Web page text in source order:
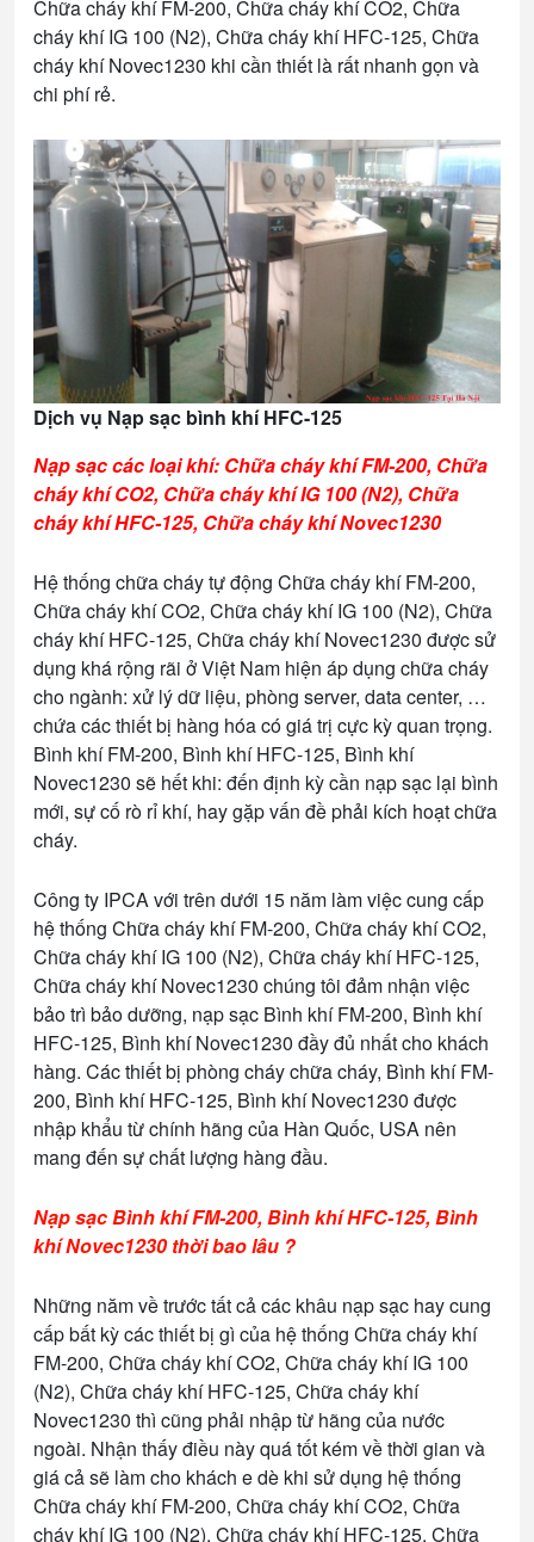
Chữa cháy khí FM-200, Chữa cháy khí CO2, Chữa
cháy khí IG 100 (N2), Chữa cháy khí HFC-125, Chữa
cháy khí Novec1230 khi cần thiết là rất nhanh gọn và
chi phí rẻ.
Dịch vụ Nạp sạc bình khí HFC-125
Nạp sạc các loại khí: Chữa cháy khí FM-200, Chữa
cháy khí CO2, Chữa cháy khí IG 100 (N2), Chữa
cháy khí HFC-125, Chữa cháy khí Novec1230
Hệ thống chữa cháy tự động Chữa cháy khí FM-200,
Chữa cháy khí CO2, Chữa cháy khí IG 100 (N2), Chữa
cháy khí HFC-125, Chữa cháy khí Novec1230 được sử
dụng khá rộng rãi ở Việt Nam hiện áp dụng chữa cháy
cho ngành: xử lý dữ liệu, phòng server, data center, …
chứa các thiết bị hàng hóa có giá trị cực kỳ quan trọng.
Bình khí FM-200, Bình khí HFC-125, Bình khí
Novec1230 sẽ hết khi: đến định kỳ cần nạp sạc lại bình
mới, sự cố rò rỉ khí, hay gặp vấn đề phải kích hoạt chữa
cháy.
Công ty IPCA với trên dưới 15 năm làm việc cung cấp
hệ thống Chữa cháy khí FM-200, Chữa cháy khí CO2,
Chữa cháy khí IG 100 (N2), Chữa cháy khí HFC-125,
Chữa cháy khí Novec1230 chúng tôi đảm nhận việc
bảo trì bảo dưỡng, nạp sạc Bình khí FM-200, Bình khí
HFC-125, Bình khí Novec1230 đầy đủ nhất cho khách
hàng. Các thiết bị phòng cháy chữa cháy, Bình khí FM-
200, Bình khí HFC-125, Bình khí Novec1230 được
nhập khẩu từ chính hãng của Hàn Quốc, USA nên
mang đến sự chất lượng hàng đầu.
Nạp sạc Bình khí FM-200, Bình khí HFC-125, Bình
khí Novec1230 thời bao lâu ?
Những năm về trước tất cả các khâu nạp sạc hay cung
cấp bất kỳ các thiết bị gì của hệ thống Chữa cháy khí
FM-200, Chữa cháy khí CO2, Chữa cháy khí IG 100
(N2), Chữa cháy khí HFC-125, Chữa cháy khí
Novec1230 thì cũng phải nhập từ hãng của nước
ngoài. Nhận thấy điều này quá tốt kém về thời gian và
giá cả sẽ làm cho khách e dè khi sử dụng hệ thống
Chữa cháy khí FM-200, Chữa cháy khí CO2, Chữa
cháy khí IG 100 (N2), Chữa cháy khí HFC-125, Chữa